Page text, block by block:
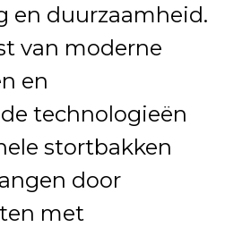
en duurzaamheid.
van moderne
en
technologieën
stortbakken
door
met